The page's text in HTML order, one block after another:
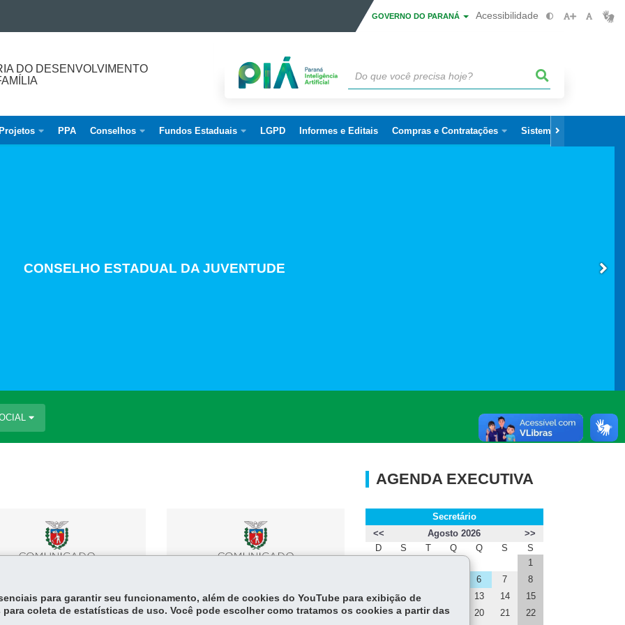
GOVERNO DO PARANÁ Acessibilidade
DO DESENVOLVIMENTO
PPA Conselhos Fundos Estaduais LGPD Informes e Editais Compras e Contratações Sistemas
CALENDÁRIO DE REUNIÕES CEAS - 2026
CONSELHO ESTADUAL DA JUVENTUDE
SUPERA PARANÁ
COMBATE AO TRABALHO INFANTIL
ao período eleitoral
devido ao período eleitoral
AGENDA EXECUTIVA
Secretário
<<
Agosto 2026
>>
D
S T Q Q S
S
1
6 7
8
9
10 13 14
15
16
17 18 19 20 21
22
para garantir seu funcionamento, além de cookies do YouTube para exibição de
coleta de estatísticas de uso. Você pode escolher como tratamos os cookies a partir das